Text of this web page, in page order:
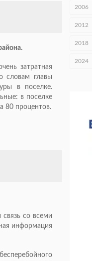
затратная
словам главы
в поселке.
: в поселке
80 процентов.
со всеми
информация
2006
2012
2018
2024